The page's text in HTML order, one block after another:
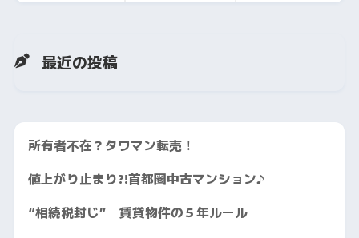
最近の投稿
所有者不在？タワマン転売！
値上がり止まり?!首都圏中古マンション♪
“相続税封じ” 賃貸物件の５年ルール